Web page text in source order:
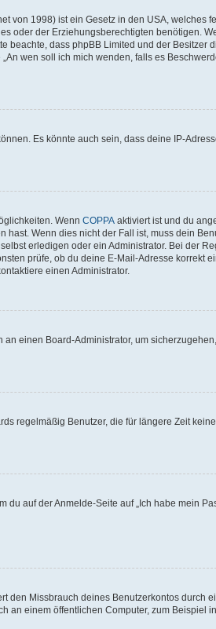
von 1998) ist ein Gesetz in den USA, welches
oder der Erziehungsberechtigten benötigen.
beachte, dass phpBB Limited und der Besitzer
wen soll ich mich wenden, falls es
Es könnte auch sein, dass deine IP-
Wenn COPPA aktiviert ist und du
Wenn dies nicht der Fall ist, muss dein
erledigen oder ein Administrator. Bei der
prüfe, ob du deine E-Mail-Adresse korrekt
einen Administrator.
einen Board-Administrator, um
regelmäßig Benutzer, die für längere Zeit
du auf der Anmelde-Seite auf „Ich habe mein
den Missbrauch deines Benutzerkontos durch
an einem öffentlichen Computer, zum Beispiel